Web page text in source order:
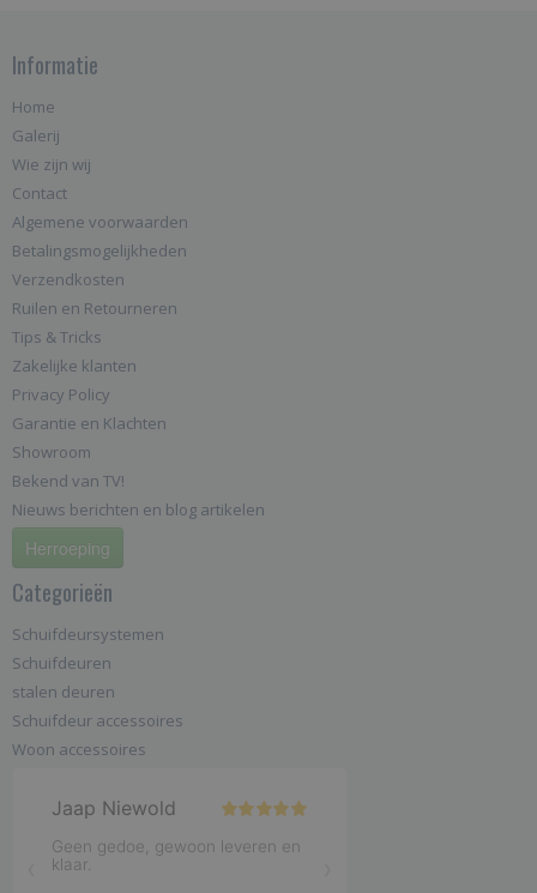
Informatie
Home
Galerij
Wie zijn wij
Contact
Algemene voorwaarden
Betalingsmogelijkheden
Verzendkosten
Ruilen en Retourneren
Tips & Tricks
Zakelijke klanten
Privacy Policy
Garantie en Klachten
Showroom
Bekend van TV!
Nieuws berichten en blog artikelen
Herroeping
Categorieën
Schuifdeursystemen
Schuifdeuren
stalen deuren
Schuifdeur accessoires
Woon accessoires